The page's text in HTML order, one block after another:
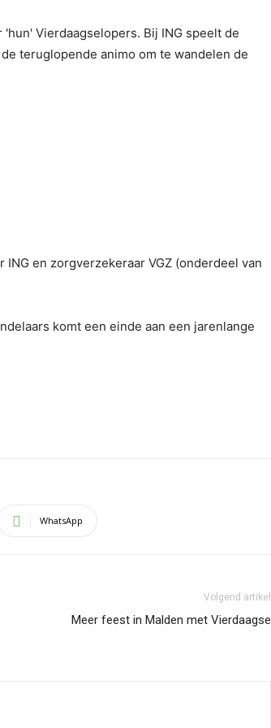
Vierdaagselopers. Bij ING speelt de
teruglopende animo om te wandelen de
en zorgverzekeraar VGZ (onderdeel van
komt een einde aan een jarenlange
WhatsApp
Volgend artikel
Meer feest in Malden met Vierdaagse